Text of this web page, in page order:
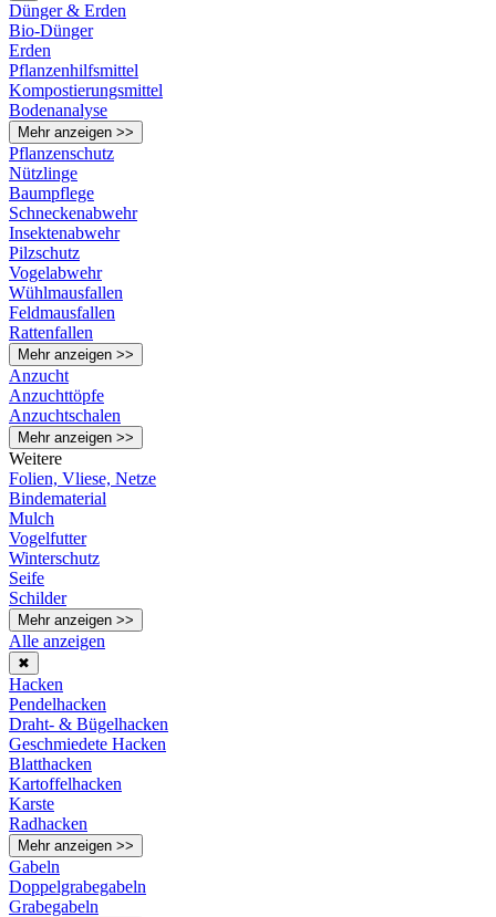
Dünger & Erden
Bio-Dünger
Erden
Pflanzenhilfsmittel
Kompostierungsmittel
Bodenanalyse
Mehr anzeigen >>
Pflanzenschutz
Nützlinge
Baumpflege
Schneckenabwehr
Insektenabwehr
Pilzschutz
Vogelabwehr
Wühlmausfallen
Feldmausfallen
Rattenfallen
Mehr anzeigen >>
Anzucht
Anzuchttöpfe
Anzuchtschalen
Mehr anzeigen >>
Weitere
Folien, Vliese, Netze
Bindematerial
Mulch
Vogelfutter
Winterschutz
Seife
Schilder
Mehr anzeigen >>
Alle anzeigen
✖
Hacken
Pendelhacken
Draht- & Bügelhacken
Geschmiedete Hacken
Blatthacken
Kartoffelhacken
Karste
Radhacken
Mehr anzeigen >>
Gabeln
Doppelgrabegabeln
Grabegabeln